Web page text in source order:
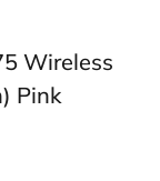
Wireless
Pink